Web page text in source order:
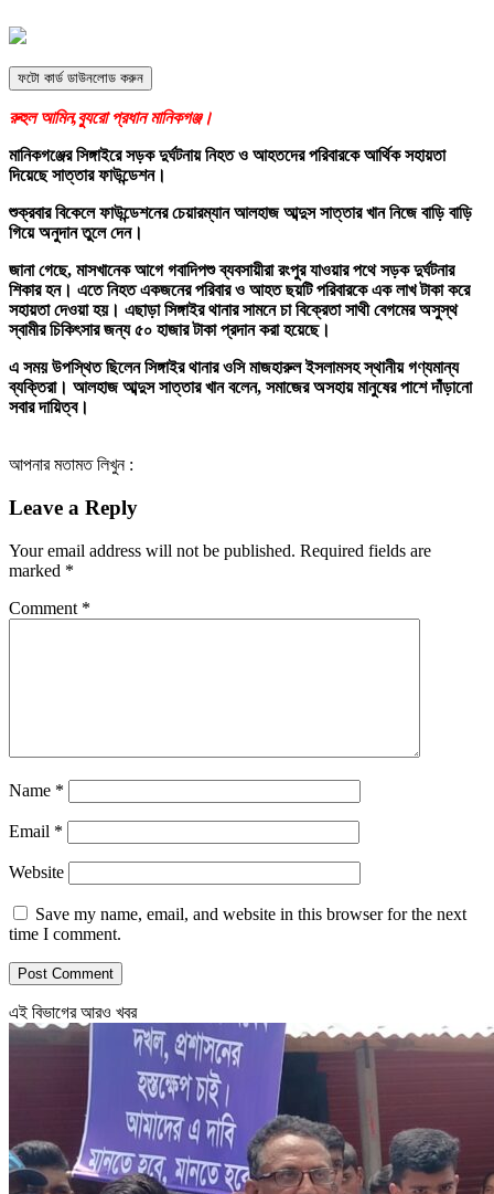
ফটো কার্ড ডাউনলোড করুন
রুহুল আমিন,ব্যুরো প্রধান মানিকগঞ্জ।
মানিকগঞ্জের সিঙ্গাইরে সড়ক দুর্ঘটনায় নিহত ও আহতদের পরিবারকে আর্থিক সহায়তা
দিয়েছে সাত্তার ফাউন্ডেশন।
শুক্রবার বিকেলে ফাউন্ডেশনের চেয়ারম্যান আলহাজ আব্দুস সাত্তার খান নিজে বাড়ি বাড়ি
গিয়ে অনুদান তুলে দেন।
জানা গেছে, মাসখানেক আগে গবাদিপশু ব্যবসায়ীরা রংপুর যাওয়ার পথে সড়ক দুর্ঘটনার
শিকার হন। এতে নিহত একজনের পরিবার ও আহত ছয়টি পরিবারকে এক লাখ টাকা করে
সহায়তা দেওয়া হয়। এছাড়া সিঙ্গাইর থানার সামনে চা বিক্রেতা সাথী বেগমের অসুস্থ
স্বামীর চিকিৎসার জন্য ৫০ হাজার টাকা প্রদান করা হয়েছে।
এ সময় উপস্থিত ছিলেন সিঙ্গাইর থানার ওসি মাজহারুল ইসলামসহ স্থানীয় গণ্যমান্য
ব্যক্তিরা। আলহাজ আব্দুস সাত্তার খান বলেন, সমাজের অসহায় মানুষের পাশে দাঁড়ানো
সবার দায়িত্ব।
আপনার মতামত লিখুন :
Leave a Reply
Your email address will not be published. Required fields are
marked *
Comment *
Name *
Email *
Website
Save my name, email, and website in this browser for the next
time I comment.
এই বিভাগের আরও খবর